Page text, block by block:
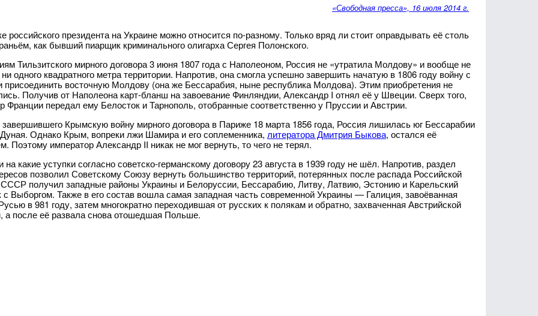
«Свободная пресса», 16 июля 2014 г.
российского президента на Украине можно относится по-разному. Только вряд ли стоит оправдывать её столь
как бывший пиарщик криминального олигарха Сергея Полонского.
Тильзитского мирного договора 3 июня 1807 года с Наполеоном, Россия не «утратила Молдову» и вообще не
одного квадратного метра территории. Напротив, она смогла успешно завершить начатую в 1806 году войну с
присоединить восточную Молдову (она же Бессарабия, ныне республика Молдова). Этим приобретения не
Получив от Наполеона карт-бланш на завоевание Финляндии, Александр I отнял её у Швеции. Сверх того,
Франции передал ему Белосток и Тарнополь, отобранные соответственно у Пруссии и Австрии.
Крымскую войну мирного договора в Париже 18 марта 1856 года, Россия лишилась юг Бессарабии
Однако Крым, вопреки лжи Шамира и его соплеменника, литератора Дмитрия Быкова, остался её
Поэтому император Александр II никак не мог вернуть, то чего не терял.
на какие уступки согласно советско-германскому договору 23 августа в 1939 году не шёл. Напротив, раздел
позволил Советскому Союзу вернуть большинство территорий, потерянных после распада Российской
получил западные районы Украины и Белоруссии, Бессарабию, Литву, Латвию, Эстонию и Карельский
Выборгом. Также в его состав вошла самая западная часть современной Украины — Галиция, завоёванная
в 981 году, затем многократно переходившая от русских к полякам и обратно, захваченная Австрийской
а после её развала снова отошедшая Польше.